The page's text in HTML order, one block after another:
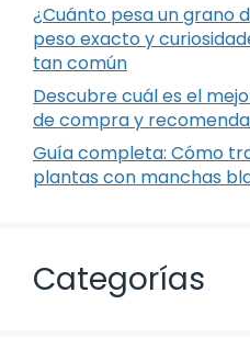
¿Cuánto pesa un grano
peso exacto y
tan común
Descubre cuál es el
de compra y
Guía completa: Cómo
plantas con manchas
Categorías